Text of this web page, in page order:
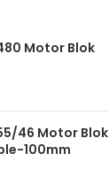
Motor Blok
46 Motor Blok
100mm